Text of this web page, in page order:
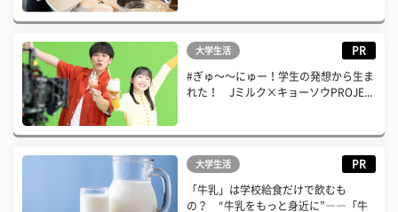
大学生活 PR
#ぎゅ〜〜にゅー！学生の発想から生ま
れた！ Jミルク×キョーソウPROJE...
大学生活 PR
「牛乳」は学校給食だけで飲むも
の？ “牛乳をもっと身近に”――「牛